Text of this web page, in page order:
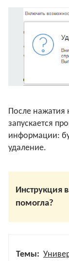
После нажатия
запускается
информации:
удаление.
Инструкция
помогла?
Темы: